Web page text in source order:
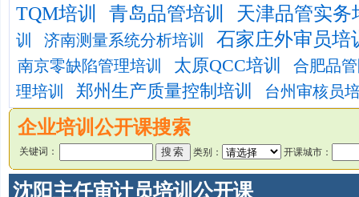
TQM培训
青岛品管培训 天津品管实务
训 济南测量系统分析培训 石家庄外审员培
南京零缺陷管理培训 太原QCC培训
合肥品
理培训
郑州生产质量控制培训 台州审核员
企业培训公开课搜索
关键词： 类别： 开课城市：
沈阳主任审计员培训公开课